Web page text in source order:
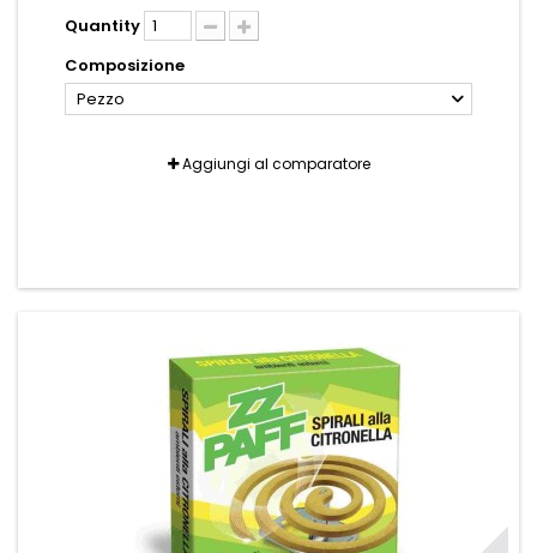
Quantity
Composizione
Pezzo
Aggiungi al comparatore